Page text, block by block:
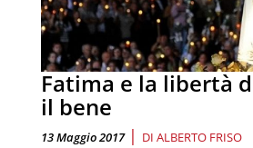
Fatima e la libertà
il bene
13 Maggio 2017 | DI ALBERTO FRISO